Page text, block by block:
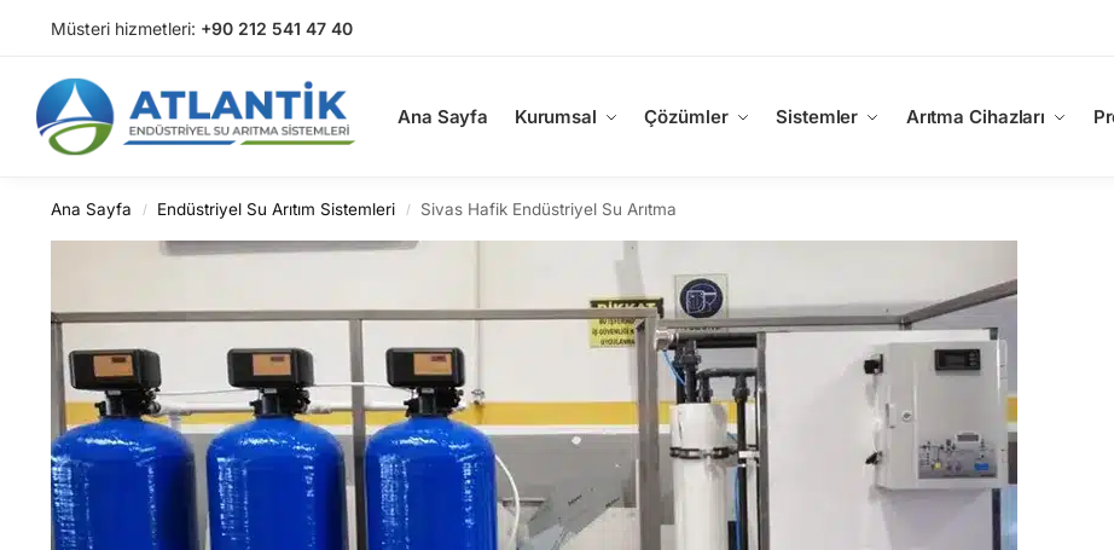
Müsteri hizmetleri: +90 212 541 47 40
Ana Sayfa Kurumsal Çözümler Sistemler Arıtma Cihazları
Arama
Ana Sayfa / Endüstriyel Su Arıtım Sistemleri / Sivas Hafik Endüstriyel Su Arıtma